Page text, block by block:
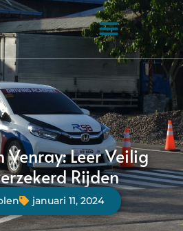
Venray: Leer Veilig
Rijden
januari 11, 2024